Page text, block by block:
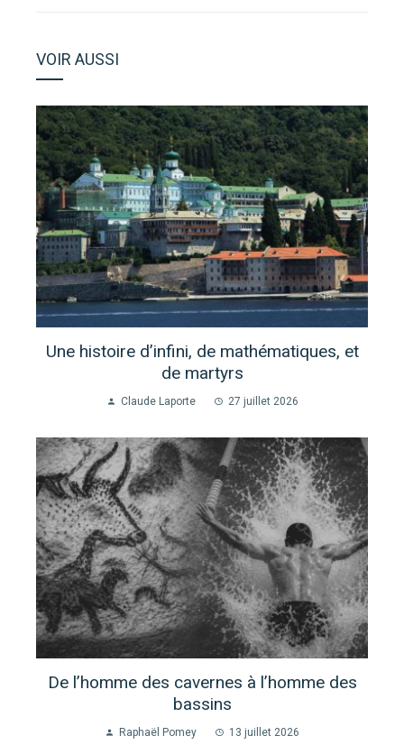
VOIR AUSSI
Une histoire d’infini, de mathématiques, et
de martyrs
Claude Laporte 27 juillet 2026
De l’homme des cavernes à l’homme des
bassins
Raphaël Pomey 13 juillet 2026